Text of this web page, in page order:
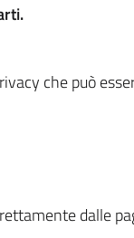
che può
dalle